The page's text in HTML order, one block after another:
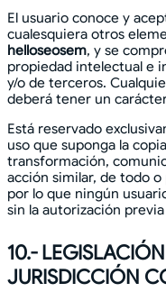
El usuario conoce y
cualesquiera otros
helloseosem, y se
propiedad intelectual e
y/o de terceros.
deberá tener un
Está reservado
uso que suponga la
transformación,
acción similar, de todo
por lo que ningún
sin la autorización
10.-
JURISDICCIÓN